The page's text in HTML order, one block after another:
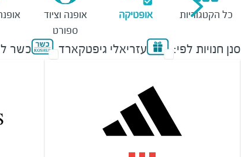
כל הקטגוריות אופטיקה
אופנה וציוד
ספורט
סנן חנויות לפי: עזריאלי גיפטקארד כשר